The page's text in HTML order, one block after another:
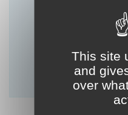
This site
and
over
Le conseil
proximité à
plainte ou formuler des
Lien vers la FAQ du
FAQ procédure